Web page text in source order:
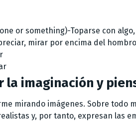
or something)-Toparse con
mirar por encima del
la imaginación y
mirando imágenes. Sobre todo
y, por tanto, expresan las